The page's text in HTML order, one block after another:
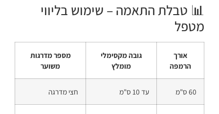
📊 טבלת התאמה – שימוש בליווי
מטפל
אורך
הרמפה
גובה מקסימלי
מומלץ
מספר מדרגות
משוער
60 ס"מ עד 10 ס"מ חצי מדרגה